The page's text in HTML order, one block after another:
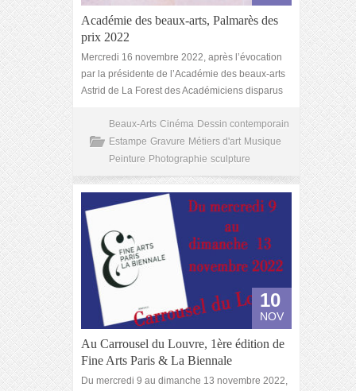
Académie des beaux-arts, Palmarès des
prix 2022
Mercredi 16 novembre 2022, après l’évocation
par la présidente de l’Académie des beaux-arts
Astrid de La Forest des Académiciens disparus
Beaux-Arts Cinéma Dessin contemporain
Estampe Gravure Métiers d'art Musique
Peinture Photographie sculpture
10
NOV
Au Carrousel du Louvre, 1ère édition de
Fine Arts Paris & La Biennale
Du mercredi 9 au dimanche 13 novembre 2022,